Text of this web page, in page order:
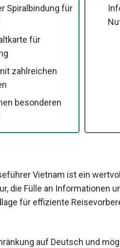
Spiralbindung für
für
zahlreichen
besonderen
Vietnam ist ein
die Fülle an Informationen
für effiziente
auf Deutsch und